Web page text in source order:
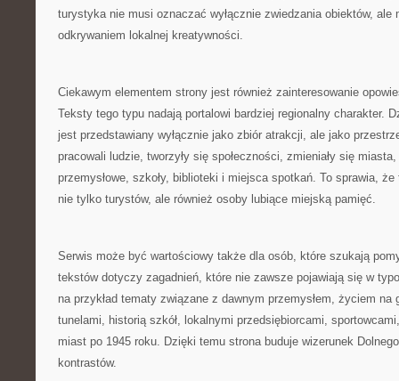
turystyka nie musi oznaczać wyłącznie zwiedzania obiektów, ale
odkrywaniem lokalnej kreatywności.
Ciekawym elementem strony jest również zainteresowanie
Teksty tego typu nadają portalowi bardziej regionalny charakter.
jest przedstawiany wyłącznie jako zbiór atrakcji, ale jako
pracowali ludzie, tworzyły się społeczności, zmieniały się miasta,
przemysłowe, szkoły, biblioteki i miejsca spotkań. To sprawia,
nie tylko turystów, ale również osoby lubiące miejską pamięć.
Serwis może być wartościowy także dla osób, które szukają
tekstów dotyczy zagadnień, które nie zawsze pojawiają się w
na przykład tematy związane z dawnym przemysłem, życiem na
tunelami, historią szkół, lokalnymi przedsiębiorcami,
miast po 1945 roku. Dzięki temu strona buduje wizerunek
kontrastów.